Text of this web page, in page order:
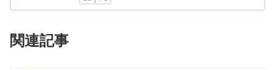
関連記事